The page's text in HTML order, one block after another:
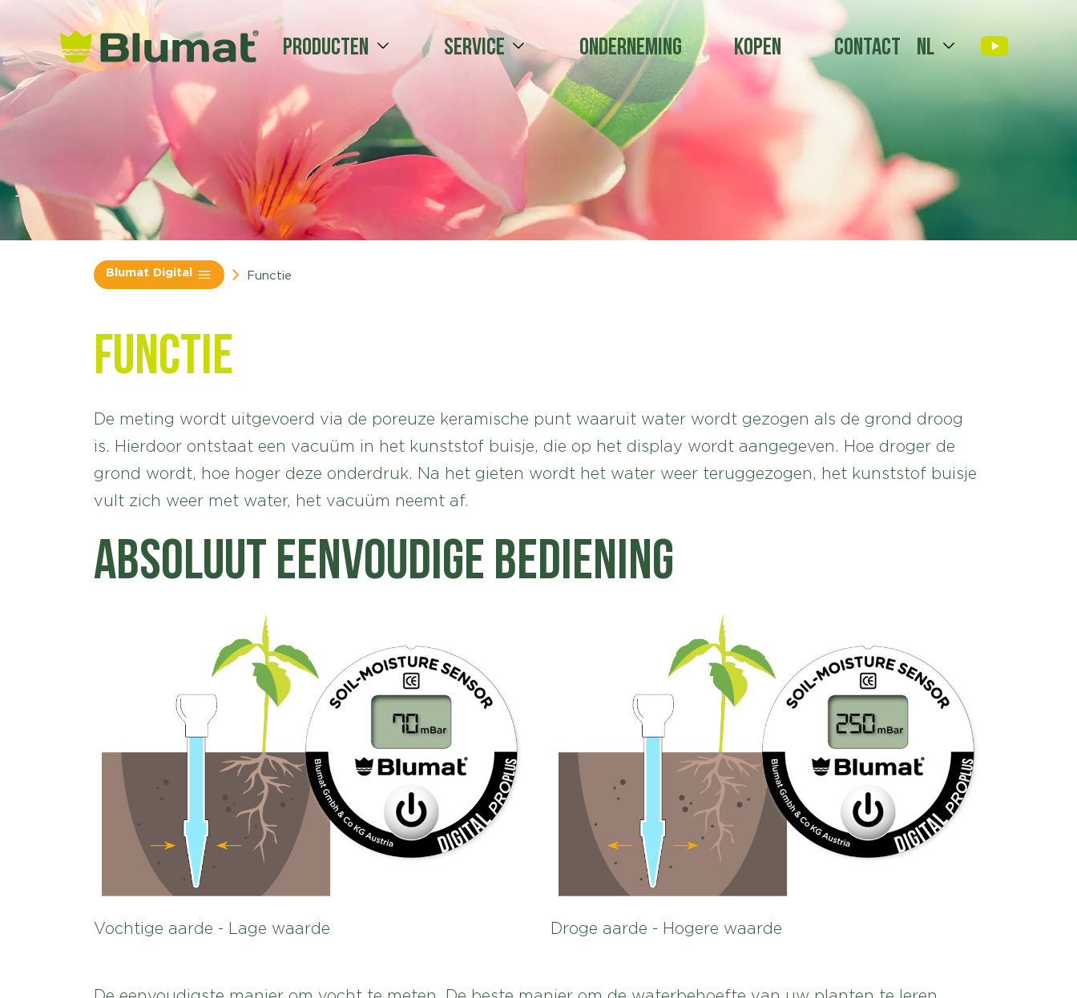
Producten Service Onderneming Kopen Contact nl
Blumat Digital Functie
Functie
De meting wordt uitgevoerd via de poreuze keramische punt waaruit water wordt gezogen als de grond droog
is. Hierdoor ontstaat een vacuüm in het kunststof buisje, die op het display wordt aangegeven. Hoe droger de
grond wordt, hoe hoger deze onderdruk. Na het gieten wordt het water weer teruggezogen, het kunststof buisje
vult zich weer met water, het vacuüm neemt af.
Absoluut eenvoudige bediening
Vochtige aarde - Lage waarde Droge aarde - Hogere waarde